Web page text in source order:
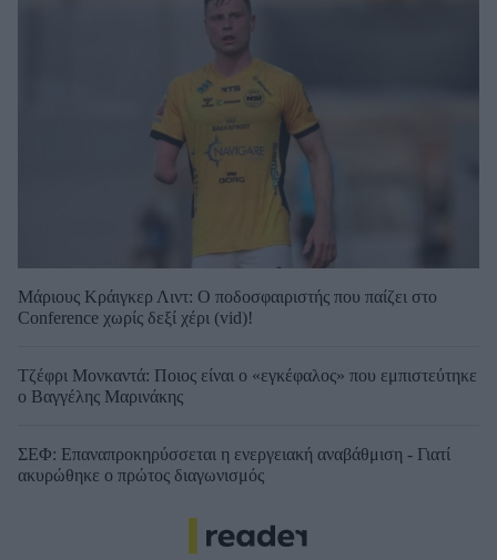
Μάριους Κράιγκερ Λιντ: Ο ποδοσφαιριστής που παίζει στο
Conference χωρίς δεξί χέρι (vid)!
Τζέφρι Μονκαντά: Ποιος είναι ο «εγκέφαλος» που εμπιστεύτηκε
ο Βαγγέλης Μαρινάκης
ΣΕΦ: Επαναπροκηρύσσεται η ενεργειακή αναβάθμιση - Γιατί
ακυρώθηκε ο πρώτος διαγωνισμός